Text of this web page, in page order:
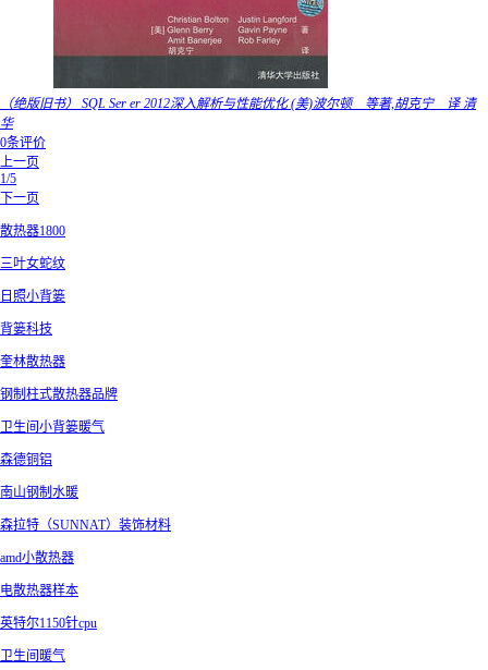
（绝版旧书） SQL Ser er 2012深入解析与性能优化 (美)波尔顿 等著,胡克宁 译 清
华
0条评价
上一页
1/5
下一页
散热器1800
三叶女蛇纹
日照小背篓
背篓科技
奎林散热器
钢制柱式散热器品牌
卫生间小背篓暖气
森德铜铝
南山钢制水暖
森拉特（SUNNAT）装饰材料
amd小散热器
电散热器样本
英特尔1150针cpu
卫生间暖气